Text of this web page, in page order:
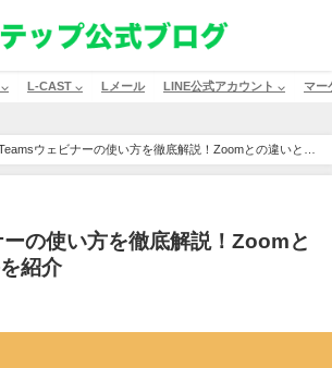
⌵ L-CAST ⌵ Lメール LINE公式アカウント ⌵ マー
ウェビナーの使い方を徹底解説！Zoomとの違いと決
の使い方を徹底解説！Zoomと
紹介